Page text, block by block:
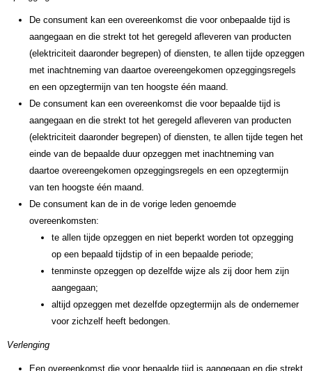
De consument kan een overeenkomst die voor onbepaalde tijd is
aangegaan en die strekt tot het geregeld afleveren van producten
(elektriciteit daaronder begrepen) of diensten, te allen tijde opzeggen
met inachtneming van daartoe overeengekomen opzeggingsregels
en een opzegtermijn van ten hoogste één maand.
De consument kan een overeenkomst die voor bepaalde tijd is
aangegaan en die strekt tot het geregeld afleveren van producten
(elektriciteit daaronder begrepen) of diensten, te allen tijde tegen het
einde van de bepaalde duur opzeggen met inachtneming van
daartoe overeengekomen opzeggingsregels en een opzegtermijn
van ten hoogste één maand.
De consument kan de in de vorige leden genoemde
overeenkomsten:
te allen tijde opzeggen en niet beperkt worden tot opzegging
op een bepaald tijdstip of in een bepaalde periode;
tenminste opzeggen op dezelfde wijze als zij door hem zijn
aangegaan;
altijd opzeggen met dezelfde opzegtermijn als de ondernemer
voor zichzelf heeft bedongen.
Verlenging
Een overeenkomst die voor bepaalde tijd is aangegaan en die strekt